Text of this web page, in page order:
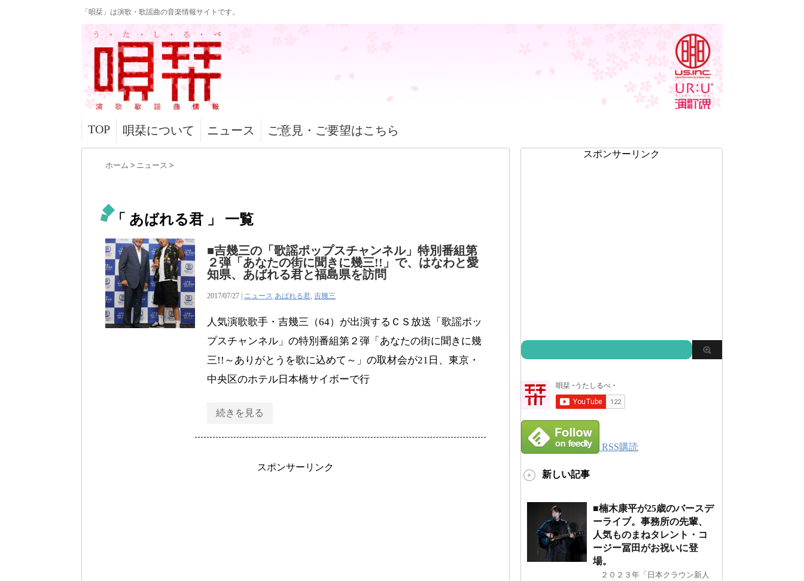
「唄栞」は演歌・歌謡曲の音楽情報サイトです。
TOP 唄栞について ニュース ご意見・ご要望はこちら
ホーム > ニュース >
「 あばれる君 」 一覧
■吉幾三の「歌謡ポップスチャンネル」特別番組第
２弾「あなたの街に聞きに幾三!!」で、はなわと愛
知県、あばれる君と福島県を訪問
2017/07/27 | ニュース あばれる君, 吉幾三
人気演歌歌手・吉幾三（64）が出演するＣＳ放送「歌謡ポッ
プスチャンネル」の特別番組第２弾「あなたの街に聞きに幾
三!!～ありがとうを歌に込めて～」の取材会が21日、東京・
中央区のホテル日本橋サイボーで行
続きを見る
スポンサーリンク
スポンサーリンク
RSS購読
新しい記事
■楠木康平が25歳のバースデ
ーライブ。事務所の先輩、
人気ものまねタレント・コ
ージー冨田がお祝いに登
場。
２０２３年「日本クラウン新人